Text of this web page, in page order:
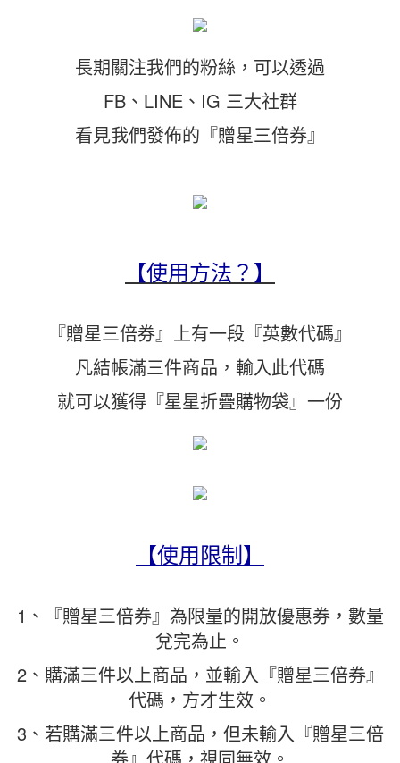
長期關注我們的粉絲，可以透過
FB、LINE、IG 三大社群
看見我們發佈的『贈星三倍券』
【使用方法？】
『贈星三倍券』上有一段『英數代碼』
凡結帳滿三件商品，輸入此代碼
就可以獲得『星星折疊購物袋』一份
【使用限制】
1、『贈星三倍券』為限量的開放優惠券，數量
兌完為止。
2、購滿三件以上商品，並輸入『贈星三倍券』
代碼，方才生效。
3、若購滿三件以上商品，但未輸入『贈星三倍